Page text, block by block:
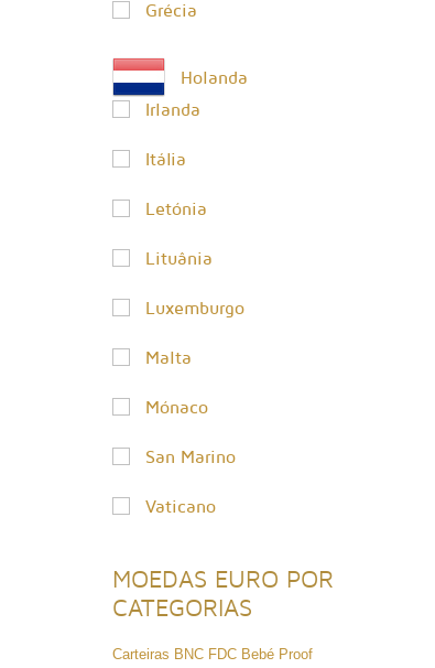
Grécia
Holanda
Irlanda
Itália
Letónia
Lituânia
Luxemburgo
Malta
Mónaco
San Marino
Vaticano
MOEDAS EURO POR
CATEGORIAS
Carteiras BNC FDC Bebé Proof